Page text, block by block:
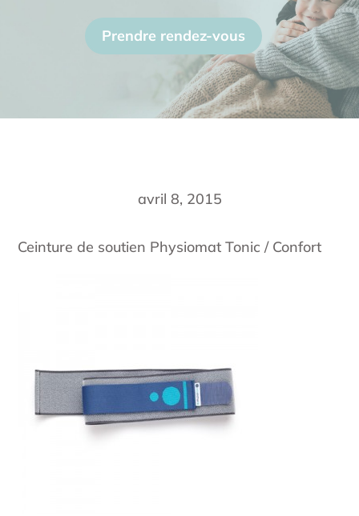
Prendre rendez-vous
avril 8, 2015
Ceinture de soutien Physiomat Tonic / Confort